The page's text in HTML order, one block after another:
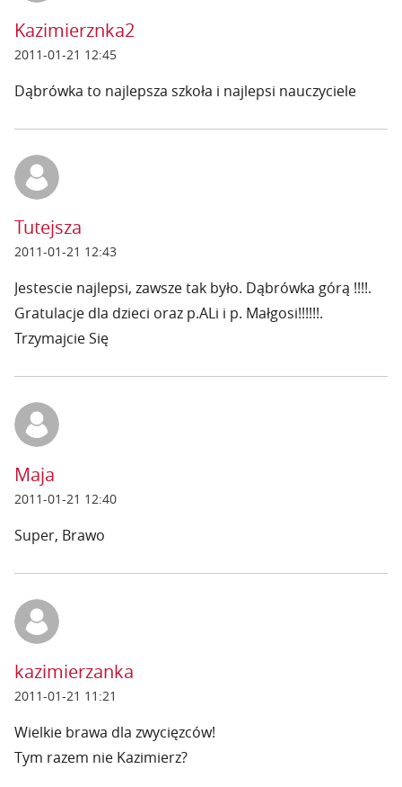
Kazimierznka2
2011-01-21 12:45
Dąbrówka to najlepsza szkoła i najlepsi nauczyciele
Tutejsza
2011-01-21 12:43
Jestescie najlepsi, zawsze tak było. Dąbrówka górą !!!!.
Gratulacje dla dzieci oraz p.ALi i p. Małgosi!!!!!!.
Trzymajcie Się
Maja
2011-01-21 12:40
Super, Brawo
kazimierzanka
2011-01-21 11:21
Wielkie brawa dla zwycięzców!
Tym razem nie Kazimierz?